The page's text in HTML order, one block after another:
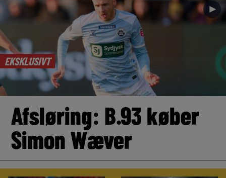
EKSKLUSIVT
►
Afsløring: B.93 køber
Simon Wæver